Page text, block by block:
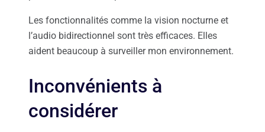
Les fonctionnalités comme la vision nocturne et
l’audio bidirectionnel sont très efficaces. Elles
aident beaucoup à surveiller mon environnement.
Inconvénients à
considérer